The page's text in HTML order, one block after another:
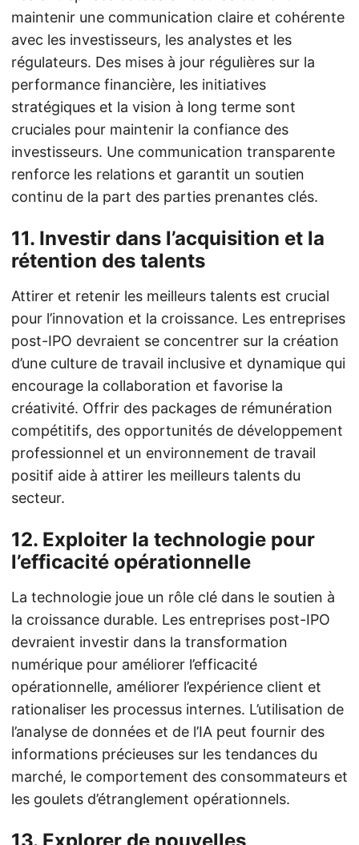
maintenir une communication claire et cohérente
avec les investisseurs, les analystes et les
régulateurs. Des mises à jour régulières sur la
performance financière, les initiatives
stratégiques et la vision à long terme sont
cruciales pour maintenir la confiance des
investisseurs. Une communication transparente
renforce les relations et garantit un soutien
continu de la part des parties prenantes clés.
11. Investir dans l’acquisition et la
rétention des talents
Attirer et retenir les meilleurs talents est crucial
pour l’innovation et la croissance. Les entreprises
post-IPO devraient se concentrer sur la création
d’une culture de travail inclusive et dynamique qui
encourage la collaboration et favorise la
créativité. Offrir des packages de rémunération
compétitifs, des opportunités de développement
professionnel et un environnement de travail
positif aide à attirer les meilleurs talents du
secteur.
12. Exploiter la technologie pour
l’efficacité opérationnelle
La technologie joue un rôle clé dans le soutien à
la croissance durable. Les entreprises post-IPO
devraient investir dans la transformation
numérique pour améliorer l’efficacité
opérationnelle, améliorer l’expérience client et
rationaliser les processus internes. L’utilisation de
l’analyse de données et de l’IA peut fournir des
informations précieuses sur les tendances du
marché, le comportement des consommateurs et
les goulets d’étranglement opérationnels.